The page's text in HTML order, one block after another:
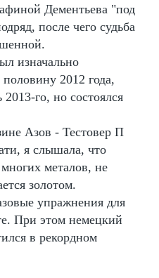
Дементьева "под
после чего судьба
изначально
2012 года,
го, но состоялся
Азов - Тестовер П
я слышала, что
металов, не
золотом.
упражнения для
При этом немецкий
в рекордном